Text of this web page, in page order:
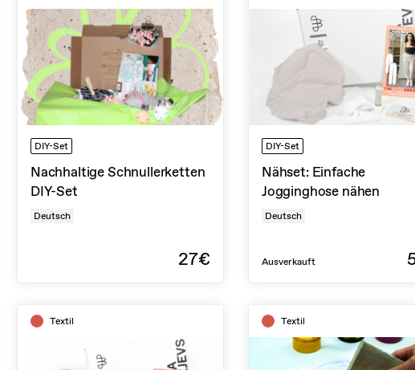
DIY-Set
Nachhaltige Schnullerketten
DIY-Set
Deutsch
27€
DIY-Set
Nähset: Einfache
Jogginghose nähen
Deutsch
Ausverkauft
Textil Textil